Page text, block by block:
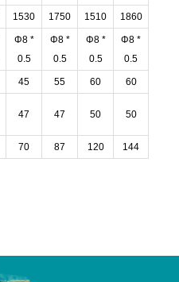
1530 1750 1510 1860
Φ8 *
0.5
Φ8 *
0.5
Φ8 *
0.5
Φ8 *
0.5
45 55 60 60
47 47 50 50
70 87 120 144